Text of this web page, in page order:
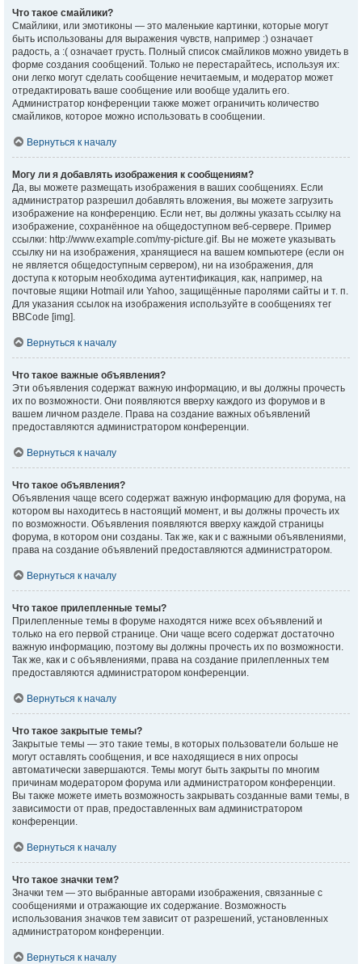
Что такое смайлики?
Смайлики, или эмотиконы — это маленькие картинки, которые могут
быть использованы для выражения чувств, например :) означает
радость, а :( означает грусть. Полный список смайликов можно увидеть в
форме создания сообщений. Только не перестарайтесь, используя их:
они легко могут сделать сообщение нечитаемым, и модератор может
отредактировать ваше сообщение или вообще удалить его.
Администратор конференции также может ограничить количество
смайликов, которое можно использовать в сообщении.
Вернуться к началу
Могу ли я добавлять изображения к сообщениям?
Да, вы можете размещать изображения в ваших сообщениях. Если
администратор разрешил добавлять вложения, вы можете загрузить
изображение на конференцию. Если нет, вы должны указать ссылку на
изображение, сохранённое на общедоступном веб-сервере. Пример
ссылки: http://www.example.com/my-picture.gif. Вы не можете указывать
ссылку ни на изображения, хранящиеся на вашем компьютере (если он
не является общедоступным сервером), ни на изображения, для
доступа к которым необходима аутентификация, как, например, на
почтовые ящики Hotmail или Yahoo, защищённые паролями сайты и т. п.
Для указания ссылок на изображения используйте в сообщениях тег
BBCode [img].
Вернуться к началу
Что такое важные объявления?
Эти объявления содержат важную информацию, и вы должны прочесть
их по возможности. Они появляются вверху каждого из форумов и в
вашем личном разделе. Права на создание важных объявлений
предоставляются администратором конференции.
Вернуться к началу
Что такое объявления?
Объявления чаще всего содержат важную информацию для форума, на
котором вы находитесь в настоящий момент, и вы должны прочесть их
по возможности. Объявления появляются вверху каждой страницы
форума, в котором они созданы. Так же, как и с важными объявлениями,
права на создание объявлений предоставляются администратором.
Вернуться к началу
Что такое прилепленные темы?
Прилепленные темы в форуме находятся ниже всех объявлений и
только на его первой странице. Они чаще всего содержат достаточно
важную информацию, поэтому вы должны прочесть их по возможности.
Так же, как и с объявлениями, права на создание прилепленных тем
предоставляются администратором конференции.
Вернуться к началу
Что такое закрытые темы?
Закрытые темы — это такие темы, в которых пользователи больше не
могут оставлять сообщения, и все находящиеся в них опросы
автоматически завершаются. Темы могут быть закрыты по многим
причинам модератором форума или администратором конференции.
Вы также можете иметь возможность закрывать созданные вами темы, в
зависимости от прав, предоставленных вам администратором
конференции.
Вернуться к началу
Что такое значки тем?
Значки тем — это выбранные авторами изображения, связанные с
сообщениями и отражающие их содержание. Возможность
использования значков тем зависит от разрешений, установленных
администратором конференции.
Вернуться к началу